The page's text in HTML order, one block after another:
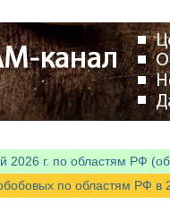
г. по областям РФ
по областям РФ в